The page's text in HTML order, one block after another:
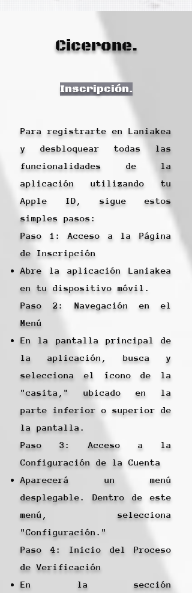
Cicerone.
Inscripción.
Para registrarte en Laniakea
y desbloquear todas las
funcionalidades de la
aplicación utilizando tu
Apple ID, sigue estos
simples pasos:
Paso 1: Acceso a la Página
de Inscripción
Abre la aplicación Laniakea
en tu dispositivo móvil.
Paso 2: Navegación en el
Menú
En la pantalla principal de
la aplicación, busca y
selecciona el ícono de la
"casita," ubicado en la
parte inferior o superior de
la pantalla.
Paso 3: Acceso a la
Configuración de la Cuenta
Aparecerá un menú
desplegable. Dentro de este
menú, selecciona
"Configuración."
Paso 4: Inicio del Proceso
de Verificación
En la sección